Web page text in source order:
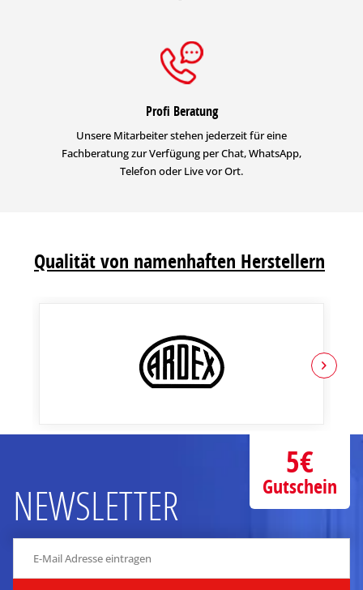
Profi Beratung
Unsere Mitarbeiter stehen jederzeit für eine
Fachberatung zur Verfügung per Chat, WhatsApp,
Telefon oder Live vor Ort.
Qualität von namenhaften Herstellern
NEWSLETTER
5€
Gutschein